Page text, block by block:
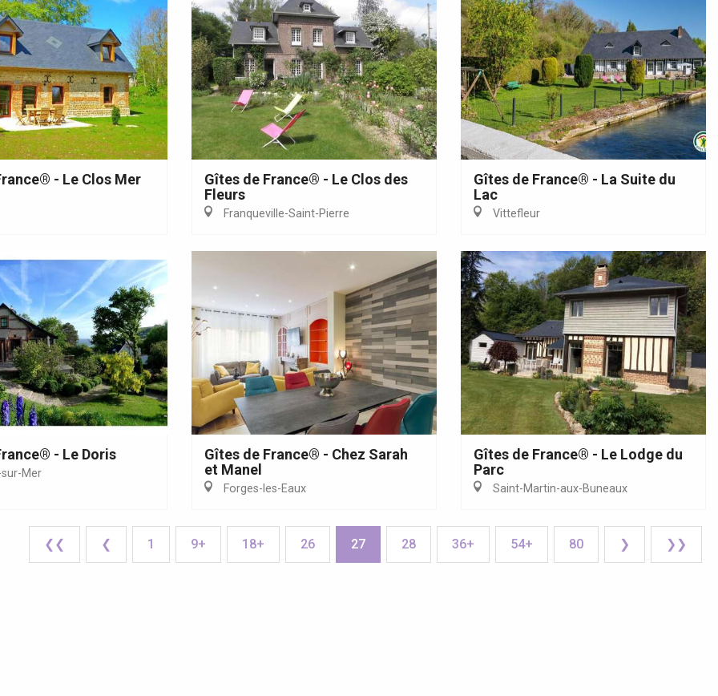
- Le Clos Mer
Gîtes de France® - Le Clos des
Fleurs
Franqueville-Saint-Pierre
Gîtes de France® - La Suite du
Lac
Vittefleur
- Le Doris
Mer
Gîtes de France® - Chez Sarah
et Manel
Forges-les-Eaux
Gîtes de France® - Le Lodge du
Parc
Saint-Martin-aux-Buneaux
❮❮ ❮ 1 9+ 18+ 26 27 28 36+ 54+ 80 ❯ ❯❯